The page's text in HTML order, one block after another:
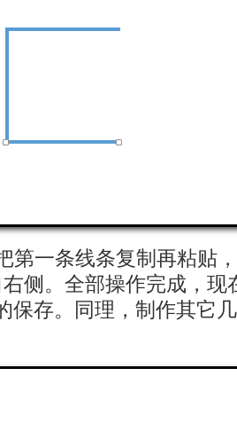
第一条线条复制再粘贴
侧。全部操作完成，现
保存。同理，制作其它